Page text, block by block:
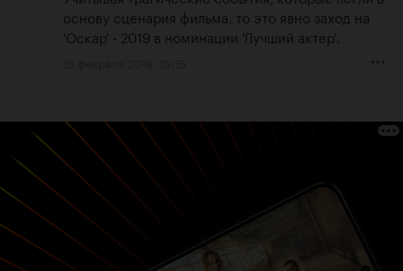
основу сценария фильма, то это явно заход на
'Оскар' - 2019 в номинации 'Лучший актер'.